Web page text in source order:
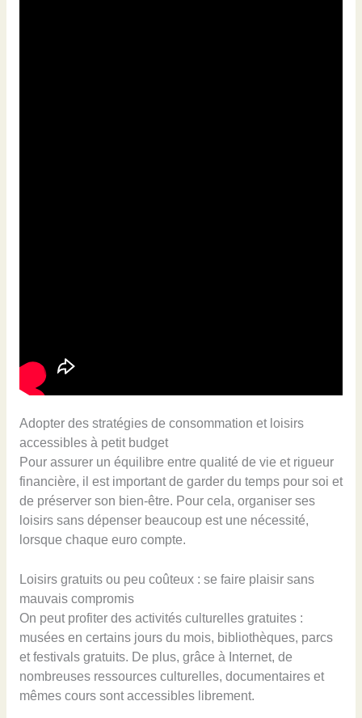
Adopter des stratégies de consommation et loisirs
accessibles à petit budget
Pour assurer un équilibre entre qualité de vie et rigueur
financière, il est important de garder du temps pour soi et
de préserver son bien-être. Pour cela, organiser ses
loisirs sans dépenser beaucoup est une nécessité,
lorsque chaque euro compte.
Loisirs gratuits ou peu coûteux : se faire plaisir sans
mauvais compromis
On peut profiter des activités culturelles gratuites :
musées en certains jours du mois, bibliothèques, parcs
et festivals gratuits. De plus, grâce à Internet, de
nombreuses ressources culturelles, documentaires et
mêmes cours sont accessibles librement.